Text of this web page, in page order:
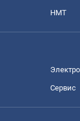
НМТ
Сервис